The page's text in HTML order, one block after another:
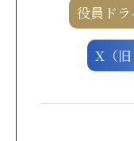
役員ド
X（